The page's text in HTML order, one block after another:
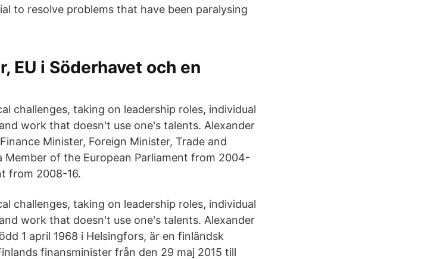
to resolve problems that have been paralysing
EU i Söderhavet och en
challenges, taking on leadership roles, individual
work that doesn't use one's talents. Alexander
Minister, Foreign Minister, Trade and
Member of the European Parliament from 2004-
from 2008-16.
challenges, taking on leadership roles, individual
work that doesn't use one's talents. Alexander
1 april 1968 i Helsingfors, är en finländsk
finansminister från den 29 maj 2015 till